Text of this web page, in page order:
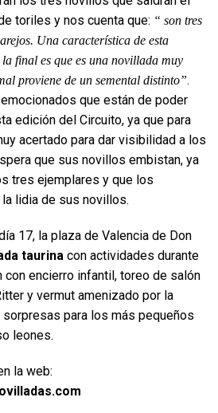
toriles y nos cuenta que: “ son tres
Una característica de esta
final es que es una novillada muy
proviene de un semental distinto”.
que están de poder
edición del Circuito, ya que para
acertado para dar visibilidad a los
que sus novillos embistan, ya
tres ejemplares y que los
lidia de sus novillos.
17, la plaza de Valencia de Don
taurina con actividades durante
con encierro infantil, toreo de salón
y vermut amenizado por la
sorpresas para los más pequeños
leones.
la web: